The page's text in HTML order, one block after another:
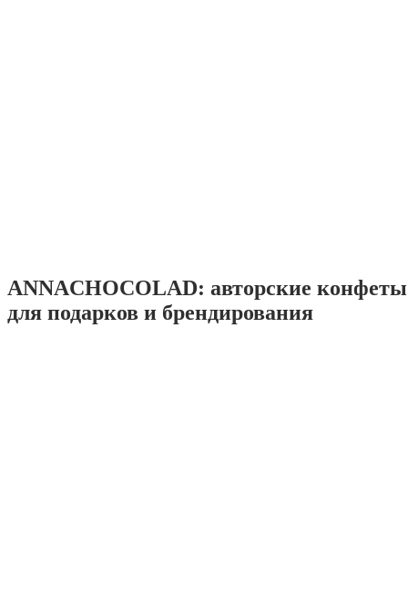
ANNACHOCOLAD: авторские
для подарков и брендирования